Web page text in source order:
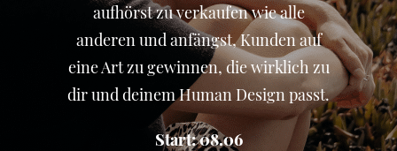
aufhörst zu verkaufen wie alle
anderen und anfängst, Kunden auf
eine Art zu gewinnen, die wirklich zu
dir und deinem Human Design passt.
Start: 08.06